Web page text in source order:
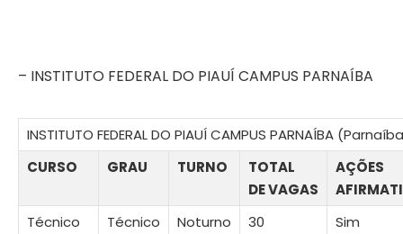
– INSTITUTO FEDERAL DO PIAUÍ CAMPUS PARNAÍBA
INSTITUTO FEDERAL DO PIAUÍ CAMPUS PARNAÍBA
CURSO
GRAU TURNO
TOTAL
DE VAGAS
AÇÕES
Técnico
Técnico Noturno 30 Sim